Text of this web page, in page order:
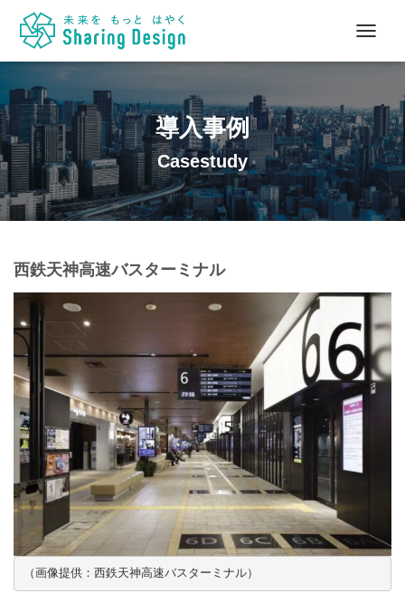
ビ
シ
ョ
ン
を
替
導入事例
Casestudy
西鉄天神高速バスターミナル
（画像提供：西鉄天神高速バスターミナル）